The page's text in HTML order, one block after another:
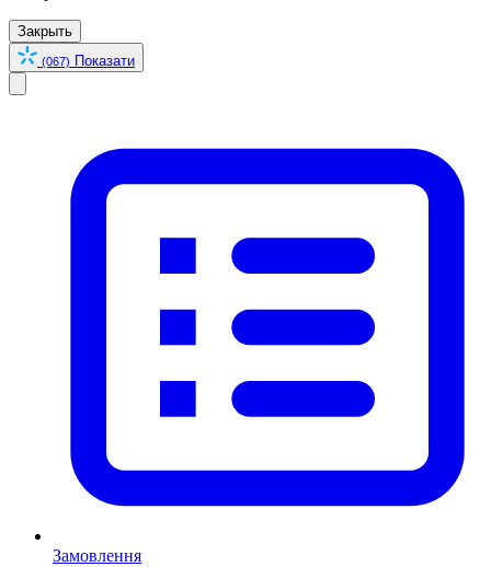
Закрыть
(067) Показати
Замовлення